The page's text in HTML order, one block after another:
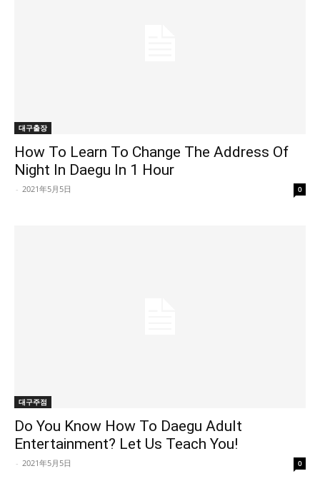
대구출장
How To Learn To Change The Address Of
Night In Daegu In 1 Hour
- 2021年5月5日 0
대구주점
Do You Know How To Daegu Adult
Entertainment? Let Us Teach You!
- 2021年5月5日 0